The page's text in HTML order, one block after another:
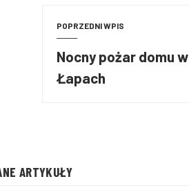
POPRZEDNI WPIS
Nocny pożar domu w
Łapach
ARTYKUŁY